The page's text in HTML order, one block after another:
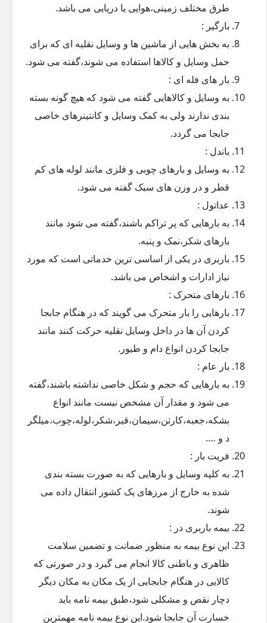
طرق مختلف زمینی،هوایی یا دریایی می باشد.
بارگیر :
به بخش هایی از ماشین ها و وسایل نقلیه ای که برای
حمل وسایل و کالاها استفاده می شوند،گفته می شود.
بار های فله ای :
به وسایل و کالاهایی گفته می شود که هیچ گونه بسته
بندی ندارند ولی به کمک وسایل و کانتینرهای خاصی
جابجا می گردد.
باندل :
به وسایل و بارهای چوبی و فلزی مانند لوله های کم
قطر و در وزن های سبک گفته می شود.
عداتول :
به بارهایی که پر تراکم باشند،گفته می شود مانند
بارهای شکر،نمک و پنبه.
باربری در یکی از اساسی ترین خدماتی است که مورد
نیاز ادارات و اشخاص می باشد.
بارهای متحرک :
بارهایی را بار متحرک می گویند که در هنگام جابجا
کردن آن ها در داخل وسایل نقلیه حرکت کنند مانند
جابجا کردن انواع دام و طیور.
بار عام :
به بارهایی که حجم و شکل خاصی نداشته باشند،گفته
می شود و مقدار آن مشخص نیست مانند انواع
بشکه،جعبه،کارتن،سیمان،قیر،شکر،لوله،چوب،میلگر
د و ….
فریت بار :
به کلیه وسایل و بارهایی که به صورت بسته بندی
شده به خارج از مرزهای یک کشور انتقال داده می
شوند.
بیمه باربری در :
این نوع بیمه به منظور ضمانت و تضمین سلامت
ظاهری و باطنی کالا انجام می گیرد و در صورتی که
کالایی در هنگام جابجایی از یک مکان به مکان دیگر
دچار نقص و مشکلی شود،طبق بیمه نامه باید
خسارت آن جابجا شود.این نوع بیمه نامه مهمترین